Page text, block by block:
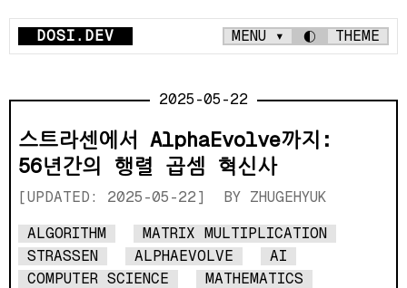
DOSI.DEV MENU ▾ ◐ THEME
2025-05-22
스트라센에서 AlphaEvolve까지:
56년간의 행렬 곱셈 혁신사
[UPDATED: 2025-05-22] ZHUGEHYUK
ALGORITHM
MATRIX MULTIPLICATION
STRASSEN
ALPHAEVOLVE
AI
COMPUTER SCIENCE
MATHEMATICS